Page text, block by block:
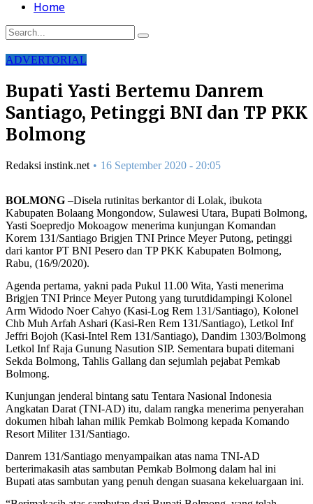
Home
ADVERTORIAL
Bupati Yasti Bertemu Danrem
Santiago, Petinggi BNI dan TP PKK
Bolmong
Redaksi instink.net 16 September 2020 - 20:05
BOLMONG –Disela rutinitas berkantor di Lolak, ibukota
Kabupaten Bolaang Mongondow, Sulawesi Utara, Bupati Bolmong,
Yasti Soepredjo Mokoagow menerima kunjungan Komandan
Korem 131/Santiago Brigjen TNI Prince Meyer Putong, petinggi
dari kantor PT BNI Pesero dan TP PKK Kabupaten Bolmong,
Rabu, (16/9/2020).
Agenda pertama, yakni pada Pukul 11.00 Wita, Yasti menerima
Brigjen TNI Prince Meyer Putong yang turutdidampingi Kolonel
Arm Widodo Noer Cahyo (Kasi-Log Rem 131/Santiago), Kolonel
Chb Muh Arfah Ashari (Kasi-Ren Rem 131/Santiago), Letkol Inf
Jeffri Bojoh (Kasi-Intel Rem 131/Santiago), Dandim 1303/Bolmong
Letkol Inf Raja Gunung Nasution SIP. Sementara bupati ditemani
Sekda Bolmong, Tahlis Gallang dan sejumlah pejabat Pemkab
Bolmong.
Kunjungan jenderal bintang satu Tentara Nasional Indonesia
Angkatan Darat (TNI-AD) itu, dalam rangka menerima penyerahan
dokumen hibah lahan milik Pemkab Bolmong kepada Komando
Resort Militer 131/Santiago.
Danrem 131/Santiago menyampaikan atas nama TNI-AD
berterimakasih atas sambutan Pemkab Bolmong dalam hal ini
Bupati atas sambutan yang penuh dengan suasana kekeluargaan ini.